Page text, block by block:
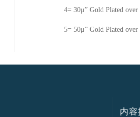
4= 30μ” Gold Plated
5= 50μ” Gold Plated
内容